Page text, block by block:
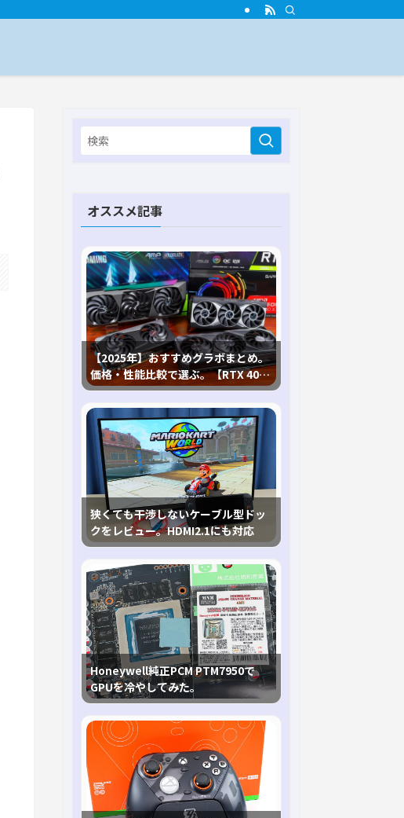
オススメ記事
【2025年】おすすめグラボまとめ。
価格・性能比較で選ぶ。【RTX 40,
RX 7000各種に対応】
狭くても干渉しないケーブル型ドッ
クをレビュー。HDMI2.1にも対応
Honeywell純正PCM PTM7950で
GPUを冷やしてみた。